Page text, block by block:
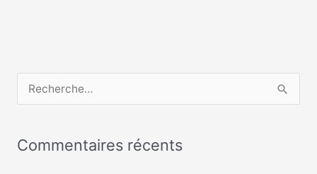
c
Commentaires récents